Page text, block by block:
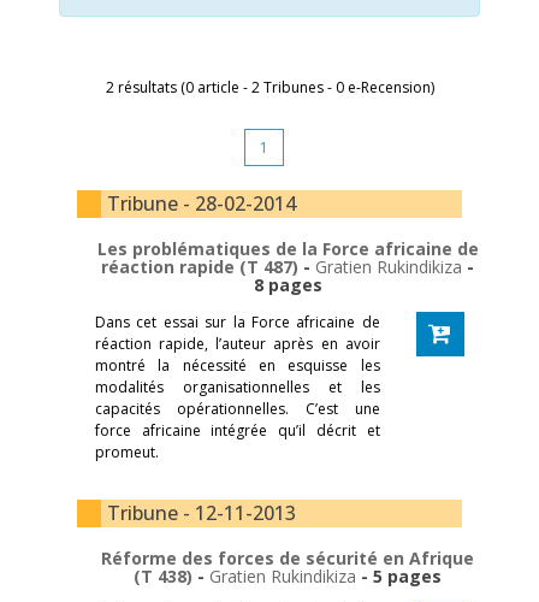
2 résultats (0 article - 2 Tribunes - 0 e-Recension)
1
Tribune - 28-02-2014
Les problématiques de la Force africaine de
réaction rapide (T 487) - Gratien Rukindikiza -
8 pages
Dans cet essai sur la Force africaine de
réaction rapide, l’auteur après en avoir
montré la nécessité en esquisse les
modalités organisationnelles et les
capacités opérationnelles. C’est une
force africaine intégrée qu’il décrit et
promeut.
Tribune - 12-11-2013
Réforme des forces de sécurité en Afrique
(T 438) - Gratien Rukindikiza - 5 pages